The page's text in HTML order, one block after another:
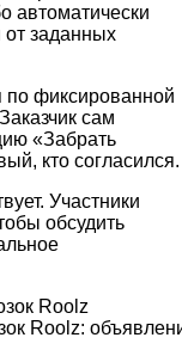
автоматически
от заданных
по фиксированной
сам
«Забрать
кто согласился.
Участники
обсудить
Roolz: